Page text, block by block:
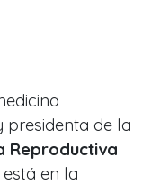
presidenta de la
Reproductiva
en la